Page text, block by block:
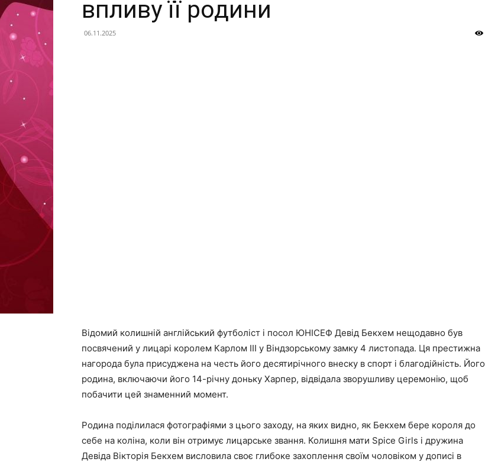
впливу її родини
06.11.2025
Відомий колишній англійський футболіст і посол ЮНІСЕФ Девід Бекхем нещодавно був
посвячений у лицарі королем Карлом III у Віндзорському замку 4 листопада. Ця престижна
нагорода була присуджена на честь його десятирічного внеску в спорт і благодійність. Його
родина, включаючи його 14-річну доньку Харпер, відвідала зворушливу церемонію, щоб
побачити цей знаменний момент.
Родина поділилася фотографіями з цього заходу, на яких видно, як Бекхем бере короля до
себе на коліна, коли він отримує лицарське звання. Колишня мати Spice Girls і дружина
Девіда Вікторія Бекхем висловила своє глибоке захоплення своїм чоловіком у дописі в